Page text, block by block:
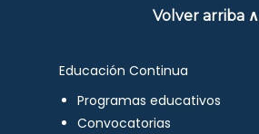
Volver arriba ∧
Educación Continua
Programas educativos
Convocatorias